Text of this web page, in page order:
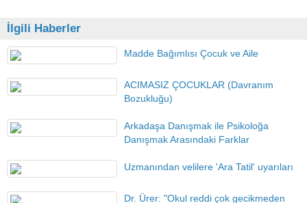
İlgili Haberler
Madde Bağımlısı Çocuk ve Aile
ACIMASIZ ÇOCUKLAR (Davranım
Bozukluğu)
Arkadaşa Danışmak ile Psikoloğa
Danışmak Arasındaki Farklar
Uzmanından velilere 'Ara Tatil' uyarıları
Dr. Ürer: "Okul reddi çok gecikmeden